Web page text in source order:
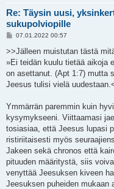
Re: Täysin uusi,
sukupolviopille
V
e
t
i
07.01.2022 00:57
>>Jälleen muistutan tästä
»Ei teidän kuulu tietää aikoja
on asettanut. (Apt 1:7) mutta
Jeesus tulisi vielä
Ymmärrän paremmin kuin
kysymykseeni. Viittaamasi
tosiasiaa, että Jeesus lupasi
ristiriitaisesti myös
Jakeen sekä chronos että
pituuden määritystä, siis
venyttää Jeesuksen kiveen
Jeesuksen puheiden mukaan